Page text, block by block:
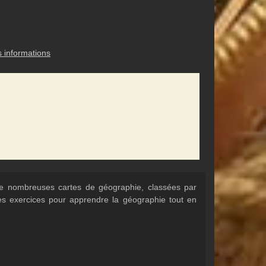
informations
cartes de géographie, classées par
exercices pour apprendre la géographie tout en